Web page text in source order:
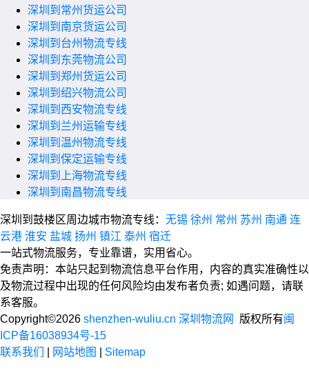
深圳到常州货运公司
深圳到南京货运公司
深圳到台州物流专线
深圳到东莞物流公司
深圳到郑州货运公司
深圳到绍兴物流公司
深圳到西安物流专线
深圳到兰州运输专线
深圳到温州物流专线
深圳到保定运输专线
深圳到上海物流专线
深圳到南昌物流专线
深圳到鼓楼区周边城市物流专线： 无锡 徐州 常州 苏州 南通 连
云港 淮安 盐城 扬州 镇江 泰州 宿迁
一站式物流服务，专业靠谱，实用省心。
免责声明：本站只起到物流信息平台作用，内容的真实准确性以
及物流过程中出现的任何风险均由发布者负责; 如遇问题，请联
系客服。
Copyright©2026 shenzhen-wuliu.cn 深圳物流网 版权所有闽
ICP备16038934号-15
联系我们
网站地图 Sitemap